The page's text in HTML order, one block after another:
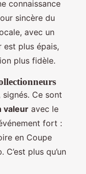
connaissance
sincère du
avec un
est plus épais,
plus fidèle.
Ce sont
valeur avec le
fort :
en Coupe
plus qu’un